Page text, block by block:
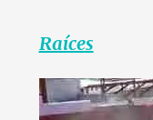
Raíces